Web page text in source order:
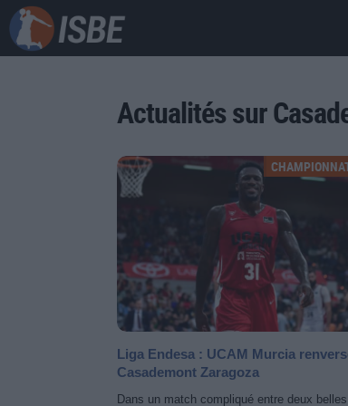
Actualités sur
Liga Endesa : UCAM Murcia
Casademont Zaragoza
Dans un match compliqué entre deux